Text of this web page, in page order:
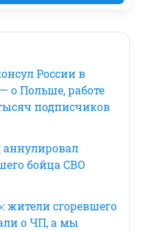
России в
о Польше, работе
подписчиков
аннулировал
бойца СВО
сгоревшего
о ЧП, а мы